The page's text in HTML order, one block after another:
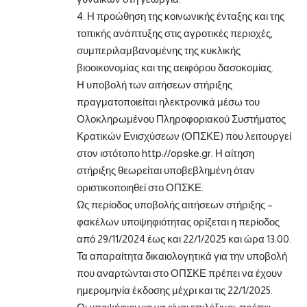
4. Η προώθηση της κοινωνικής ένταξης και της
τοπικής ανάπτυξης στις αγροτικές περιοχές,
συμπεριλαμβανομένης της κυκλικής
βιοοικονομίας και της αειφόρου δασοκομίας.
Η υποβολή των αιτήσεων στήριξης
πραγματοποιείται ηλεκτρονικά μέσω του
Ολοκληρωμένου Πληροφοριακού Συστήματος
Κρατικών Ενισχύσεων (ΟΠΣΚΕ) που λειτουργεί
στον ιστότοποhttp://opske.gr . Η αίτηση
στήριξης θεωρείται υποβεβλημένη όταν
οριστικοποιηθεί στο ΟΠΣΚΕ.
Ως περίοδος υποβολής αιτήσεων στήριξης –
φακέλων υποψηφιότητας ορίζεται η περίοδος
από 29/11/2024 έως και 22/1/2025 και ώρα 13:00.
Τα απαραίτητα δικαιολογητικά για την υποβολή
που αναρτώνται στο ΟΠΣΚΕ πρέπει να έχουν
ημερομηνία έκδοσης μέχρι και τις 22/1/2025.